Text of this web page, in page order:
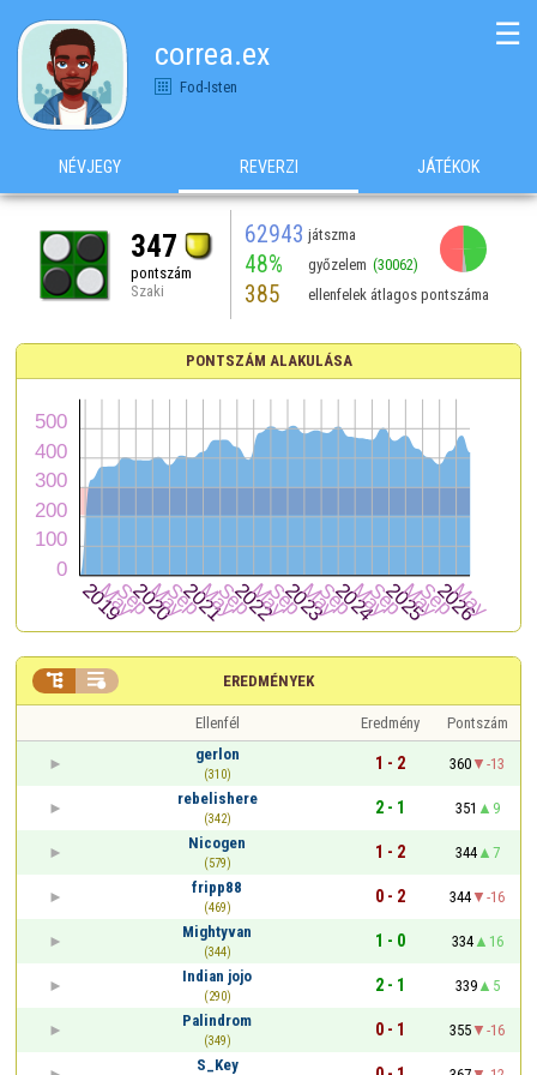
correa.ex
Fod-Isten
☰
NÉVJEGY REVERZI JÁTÉKOK
347
pontszám
Szaki
62943 játszma
48% győzelem (30062)
385 ellenfelek átlagos pontszáma
PONTSZÁM ALAKULÁSA
EREDMÉNYEK
 
Ellenfél Eredmény
Pontszám
gerlon
(310)
1 - 2 360
-13
rebelishere
(342)
2 - 1 351
9
Nicogen
(579)
1 - 2 344
7
fripp88
(469)
0 - 2 344
-16
Mightyvan
(344)
1 - 0 334
16
Indian jojo
(290)
2 - 1 339
5
Palindrom
(349)
0 - 1 355
-16
S_Key